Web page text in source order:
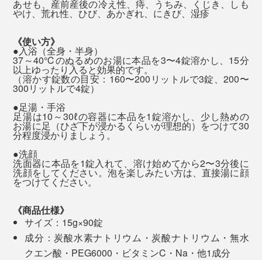
それでも、入浴後は、体の奥深くまでホッカホカ。いつ
もより湯冷めしにくい、不思議な心地よさを感じると思
います。
これで「温泉旅」気分を味わえるなら、オトクだと思い
ます。ぜひ“究極の炭酸湯”、試してみてください。
ても、のぼせたり、汗が止まらなかったりといった暑苦
それでもお湯の中で、腕や脚をなでていると、肌にツル
ツルとした感触を感じるように。
あせも、産前産後の冷え性、痔、うちみ、くじき、しも
やけ、荒れ性、ひび、あかぎれ、にきび、湿疹
《使い方》
●入浴（全身・半身）
37～40℃のぬるめのお湯に本品を3〜4錠溶かし、15分
以上ゆったり入ると効果的です。
（溶かす錠数の目安：160〜200リットルで3錠、200〜
300リットルで4錠）
●足湯・手浴
足湯は10～30ℓの容器に本品を1錠溶かし、少し熱めの
お湯に足（ひざ下が浸かるくらいが理想的）をつけて30
分程度浸かりましょう。
●洗顔
洗面器に本品を1錠入れて、溶け始めてから2〜3分後に
洗顔をしてください。泡を楽しみたい方は、直接湯に顔
をつけてください。
《商品仕様》
サイズ：15g×90錠
成分：炭酸水素ナトリウム・炭酸ナトリウム・無水
クエン酸・PEG6000・ビタミンC・Na・他1成分